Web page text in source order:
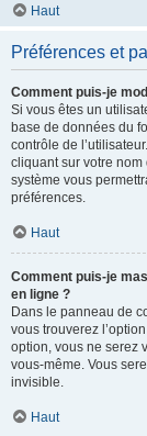
Haut
Préférences et
Comment puis-je
Si vous êtes un
base de données du
contrôle de
cliquant sur votre nom
système vous
préférences.
Haut
Comment puis-je
en ligne ?
Dans le panneau de
vous trouverez
option, vous ne serez
vous-même. Vous
invisible.
Haut